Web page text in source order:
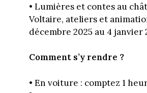
• Lumières et contes au
Voltaire, ateliers et
décembre 2025 au 4 janvier
Comment s’y rendre ?
• En voiture : comptez 1